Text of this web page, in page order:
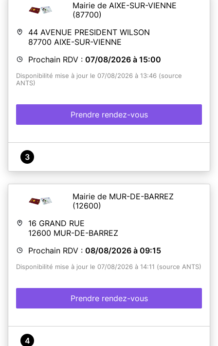
Mairie de AIXE-SUR-VIENNE
(87700)
44 AVENUE PRESIDENT WILSON
87700 AIXE-SUR-VIENNE
Prochain RDV : 07/08/2026 à 15:00
Disponibilité mise à jour le 07/08/2026 à 13:46 (source
ANTS)
Prendre rendez-vous
3
Mairie de MUR-DE-BARREZ
(12600)
16 GRAND RUE
12600 MUR-DE-BARREZ
Prochain RDV : 08/08/2026 à 09:15
Disponibilité mise à jour le 07/08/2026 à 14:11 (source ANTS)
Prendre rendez-vous
4